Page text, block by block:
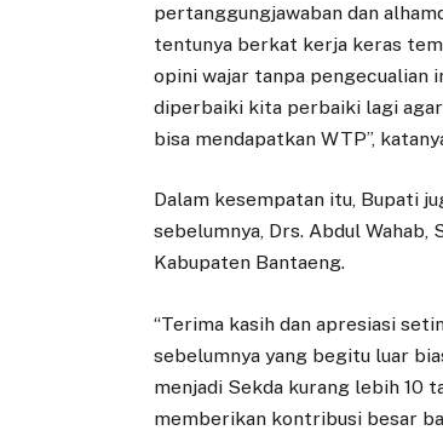
pertanggungjawaban dan
tentunya berkat kerja keras
opini wajar tanpa pengecualian
diperbaiki kita perbaiki lagi
bisa mendapatkan WTP”,
Dalam kesempatan itu, Bupati
sebelumnya, Drs. Abdul Wahab,
Kabupaten Bantaeng.
“Terima kasih dan apresiasi
sebelumnya yang begitu luar
menjadi Sekda kurang lebih 10
memberikan kontribusi besar